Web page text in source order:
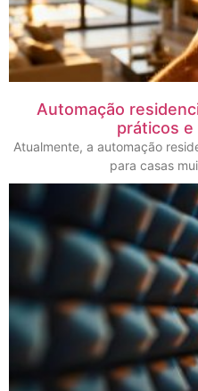
Automação
práticos
Atualmente, a automação
para casas